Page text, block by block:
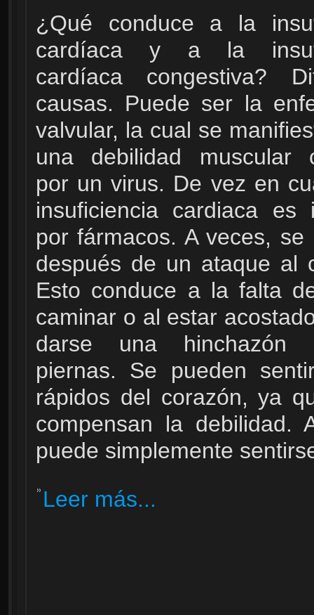
¿Qué conduce a la
cardíaca y a la
cardíaca congestiva?
causas. Puede ser la
valvular, la cual se
una debilidad muscular
por un virus. De vez en
insuficiencia cardiaca es
por fármacos. A veces, se
después de un ataque al
Esto conduce a la falta
caminar o al estar
darse una
piernas. Se pueden
rápidos del corazón, ya
compensan la debilidad.
puede simplemente
Leer más...